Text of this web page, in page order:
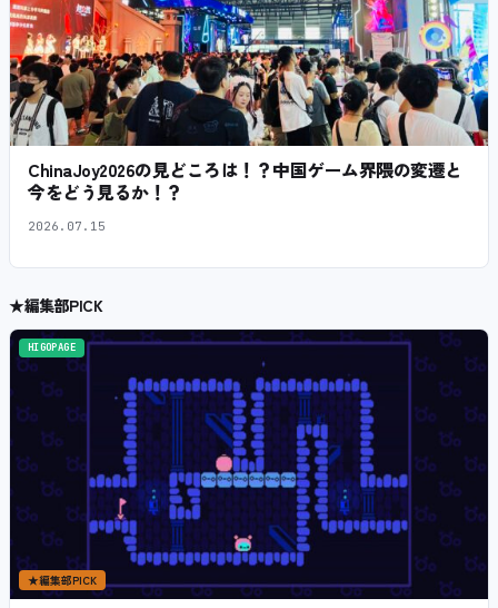
ChinaJoy2026の見どころは！？中国ゲーム界隈の変遷と
今をどう見るか！？
2026.07.15
★編集部PICK
HIGOPAGE
★編集部PICK